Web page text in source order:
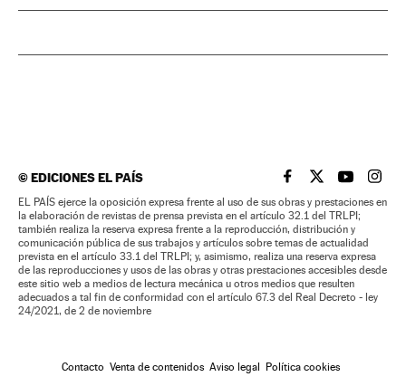
©EDICIONES EL PAÍS EL PAÍS BRASIL EN
EL PAÍSEL PAÍS
EL
EL PAÍS ejerce la oposición expresa frente al uso de sus obras y prestaciones en
la elaboración de revistas de prensa prevista en el artículo 32.1 del TRLPI;
también realiza la reserva expresa frente a la reproducción, distribución y
comunicación pública de sus trabajos y artículos sobre temas de actualidad
prevista en el artículo 33.1 del TRLPI; y, asimismo, realiza una reserva expresa
de las reproducciones y usos de las obras y otras prestaciones accesibles desde
este sitio web a medios de lectura mecánica u otros medios que resulten
adecuados a tal fin de conformidad con el artículo 67.3 del Real Decreto - ley
24/2021, de 2 de noviembre
Contacto Venta de contenidos Aviso legal Política cookies